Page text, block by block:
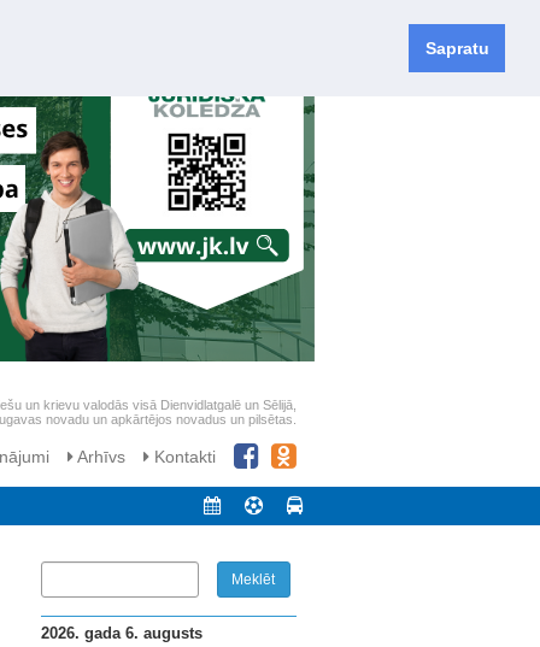
Sapratu
un krievu valodās visā Dienvidlatgalē un Sēlijā,
novadu un apkārtējos novadus un pilsētas.
Arhīvs Kontakti
2026. gada 6. augusts